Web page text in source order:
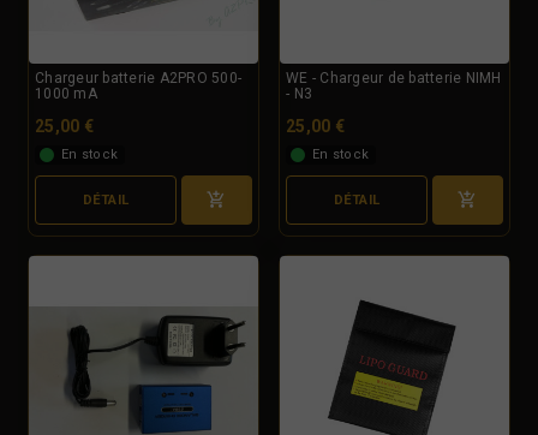
Chargeur batterie A2PRO 500-
1000 mA
25,00 €
En stock
DÉTAIL
WE - Chargeur de batterie NIMH
- N3
25,00 €
En stock
DÉTAIL